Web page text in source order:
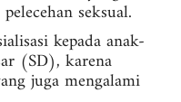
seksual.
kepada anak-
(SD), karena
juga mengalami